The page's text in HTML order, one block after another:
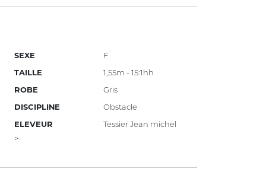
SEXE
F
TAILLE
1,55m - 15:1hh
ROBE
Gris
DISCIPLINE
Obstacle
ELEVEUR
Tessier Jean michel
>